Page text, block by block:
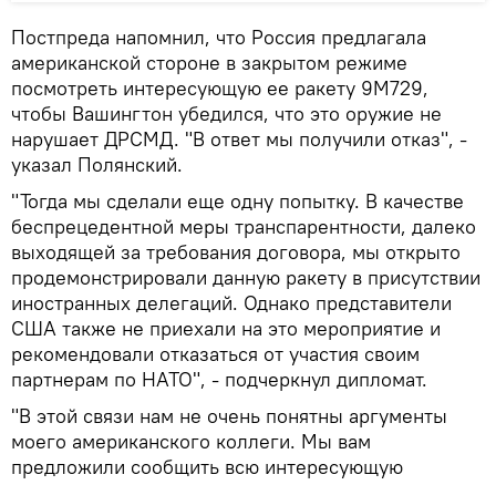
Постпреда напомнил, что Россия предлагала
американской стороне в закрытом режиме
посмотреть интересующую ее ракету 9М729,
чтобы Вашингтон убедился, что это оружие не
нарушает ДРСМД. "В ответ мы получили отказ", -
указал Полянский.
"Тогда мы сделали еще одну попытку. В качестве
беспрецедентной меры транспарентности, далеко
выходящей за требования договора, мы открыто
продемонстрировали данную ракету в присутствии
иностранных делегаций. Однако представители
США также не приехали на это мероприятие и
рекомендовали отказаться от участия своим
партнерам по НАТО", - подчеркнул дипломат.
"В этой связи нам не очень понятны аргументы
моего американского коллеги. Мы вам
предложили сообщить всю интересующую